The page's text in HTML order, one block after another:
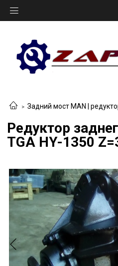
Задний мост MAN |
Редуктор
TGA HY-1350